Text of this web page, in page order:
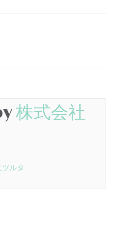
株式会社
ルタ